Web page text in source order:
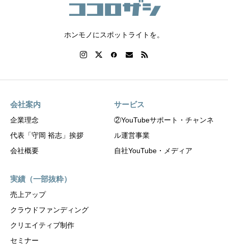
ホンモノにスポットライトを。
会社案内
企業理念
代表「守岡 裕志」挨拶
会社概要
サービス
②YouTubeサポート・チャンネ
ル運営事業
自社YouTube・メディア
実績（一部抜粋）
売上アップ
クラウドファンディング
クリエイティブ制作
セミナー